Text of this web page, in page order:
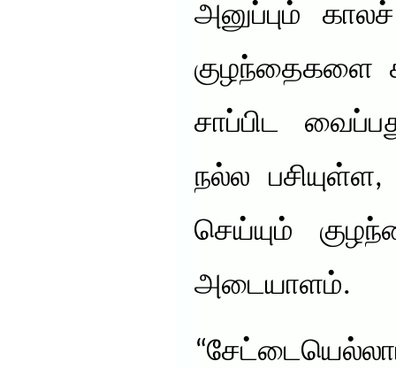
அனுப்பும்
குழந்தைகளை
சாப்பிட
நல்ல பசியுள்ள,
செய்யும்
அடையாளம்.